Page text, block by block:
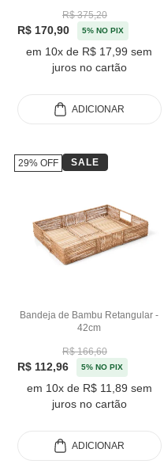
R$ 375,20
R$ 170,90 5% NO PIX
em 10x de R$ 17,99 sem
juros no cartão
ADICIONAR
Bandeja de Bambu Retangular -
42cm
R$ 166,60
R$ 112,96 5% NO PIX
em 10x de R$ 11,89 sem
juros no cartão
29% OFF SALE
ADICIONAR